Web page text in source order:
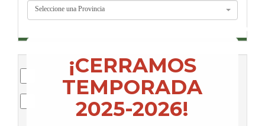
¡CERRAMOS
TEMPORADA
2025-2026!
Seleccione una Provincia
He leído y acepto la Política Privacidady los
Términos y Condiciones de uso
Estoy de acuerdo en recibir información comercial,
incluso por correo electrónico